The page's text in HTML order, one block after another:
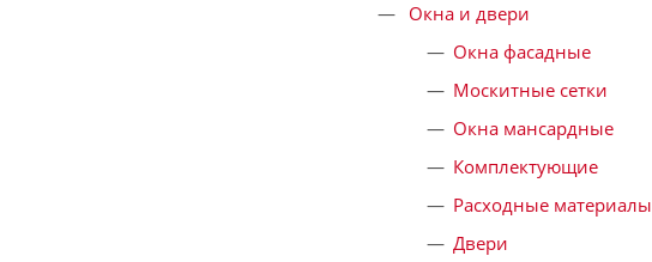
Окна и двери
Окна фасадные
Москитные сетки
Окна мансардные
Комплектующие
Расходные материалы
Двери